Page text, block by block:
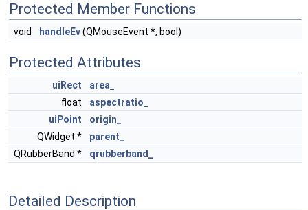
Protected Member Functions
void handleEv(QMouseEvent *, bool)
Protected Attributes
uiRect
area_
float
aspectratio_
uiPoint
origin_
QWidget *
parent_
QRubberBand *
qrubberband_
Detailed Description